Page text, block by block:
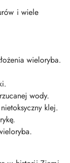
i wiele
wieloryba.
wody.
klej.